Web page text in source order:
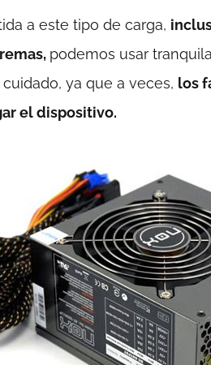
a este tipo de carga,
podemos usar
ya que a veces, los
el dispositivo.